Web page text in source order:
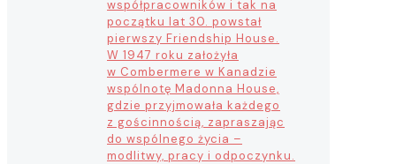
współpracowników i tak na
początku lat 30. powstał
pierwszy Friendship House.
W 1947 roku założyła
w Combermere w Kanadzie
wspólnotę Madonna House,
gdzie przyjmowała każdego
z gościnnością, zapraszając
do wspólnego życia –
modlitwy, pracy i odpoczynku.